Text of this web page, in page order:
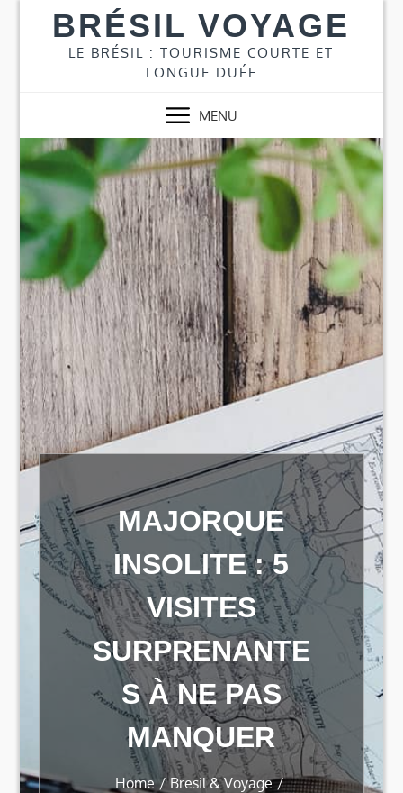
content
BRÉSIL VOYAGE
LE BRÉSIL : TOURISME COURTE ET
LONGUE DUÉE
MENU
MAJORQUE
INSOLITE : 5
VISITES
SURPRENANTE
S À NE PAS
MANQUER
Home
Bresil & Voyage